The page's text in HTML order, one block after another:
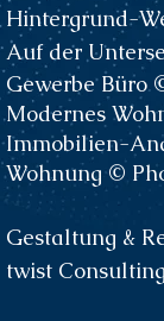
Hintergrund-
Auf der
Gewerbe Büro
Modernes
Immobilien-
Wohnung ©
Gestaltung &
twist